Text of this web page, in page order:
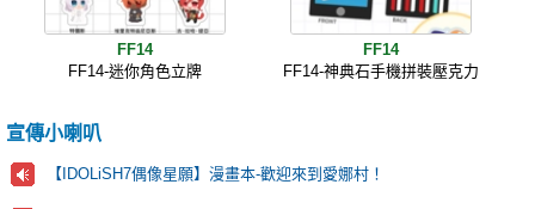
FF14
FF14-迷你角色立牌
FF14
FF14-神典石手機拼裝壓克力
宣傳小喇叭
【IDOLiSH7偶像星願】漫畫本-歡迎來到愛娜村！